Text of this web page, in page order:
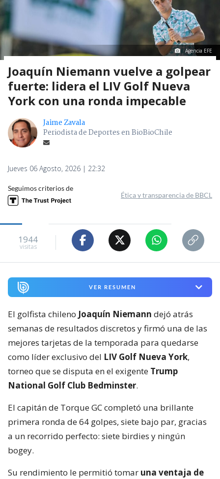
Agencia EFE
Joaquín Niemann vuelve a golpear
fuerte: lidera el LIV Golf Nueva
York con una ronda impecable
Jaime Zavala
Periodista de Deportes en BioBioChile
Jueves 06 Agosto, 2026 | 22:32
Seguimos criterios de
Ética y transparencia de BBCL
1944
visitas
VER RESUMEN
El golfista chileno Joaquín Niemann dejó atrás
semanas de resultados discretos y firmó una de las
mejores tarjetas de la temporada para quedarse
como líder exclusivo del LIV Golf Nueva York,
torneo que se disputa en el exigente Trump
National Golf Club Bedminster.
El capitán de Torque GC completó una brillante
primera ronda de 64 golpes, siete bajo par, gracias
a un recorrido perfecto: siete birdies y ningún
bogey.
Su rendimiento le permitió tomar una ventaja de